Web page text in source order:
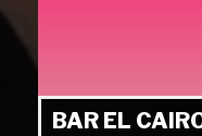
BAR EL